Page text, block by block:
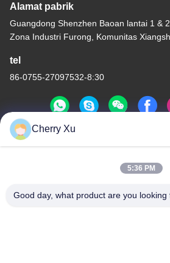
Alamat pabrik
Guangdong Shenzhen Baoan lantai 1 &
Zona Industri Furong, Komunitas
tel
86-0755-27097532-8:30
Kebijakan Privasi|
Cina Kualitas Baik Layanan Pemesinan
Hak cipta © -2026 Shenzhen Hongsinn
Cherry Xu
5:36 PM
Good day, what product are you looking